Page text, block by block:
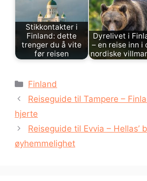
Stikkontakter i
Finland: dette
trenger du å vite
før reisen
Dyrelivet i
– en reise inn i
nordiske
Kategorier
Finland
Reiseguide til Tampere –
hjerte
Reiseguide til Evvia – Hellas’
øyhemmelighet